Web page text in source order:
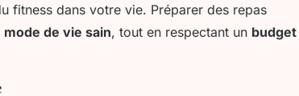
fitness dans votre vie. Préparer des repas
mode de vie sain, tout en respectant un budget